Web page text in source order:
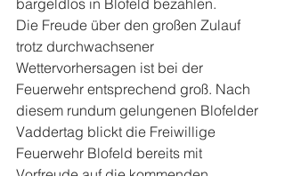
bargeldlos in Blofeld bezahlen.
Die Freude über den großen Zulauf
trotz durchwachsener
Wettervorhersagen ist bei der
Feuerwehr entsprechend groß. Nach
diesem rundum gelungenen Blofelder
Vaddertag blickt die Freiwillige
Feuerwehr Blofeld bereits mit
Vorfreude auf die kommenden